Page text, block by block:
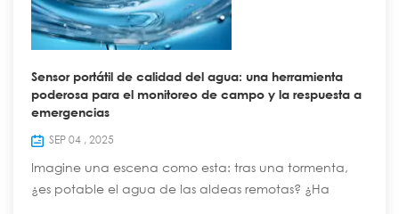
Sensor portátil de calidad del agua: una herramienta
poderosa para el monitoreo de campo y la respuesta a
emergencias
SEP 04 , 2025
Imagine una escena como esta: tras una tormenta,
¿es potable el agua de las aldeas remotas? ¿Ha